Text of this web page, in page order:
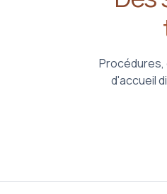
Procédures,
d'accueil